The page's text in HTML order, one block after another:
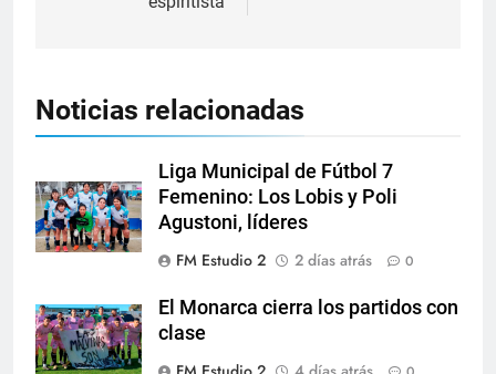
Noticias relacionadas
Liga Municipal de Fútbol 7
Femenino: Los Lobis y Poli
Agustoni, líderes
FM Estudio 2
2 días atrás 0
El Monarca cierra los partidos con
clase